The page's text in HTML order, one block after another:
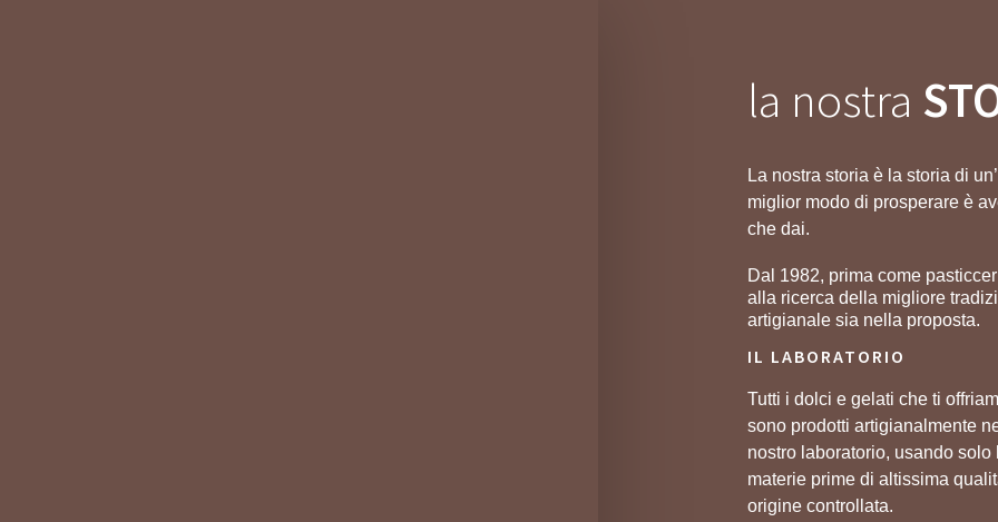
la nostra
La nostra storia è la storia di
miglior modo di prosperare è
che dai.
Dal 1982, prima come
alla ricerca della migliore
artigianale sia nella proposta.
IL LABORATORIO
Tutti i dolci e gelati che ti
sono prodotti artigianalmente
nostro laboratorio, usando solo
materie prime di altissima
origine controllata.